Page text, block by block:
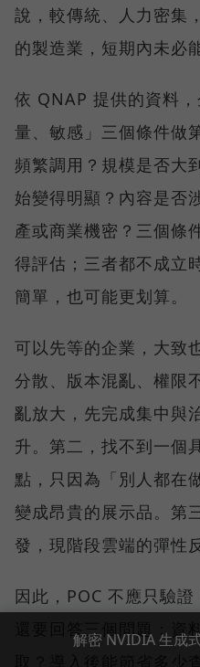
說，較傳統、人力密集
的製造業，短期內未必
依 QNAP 提供的資料
量、敏感」三個條件做
頻繁調用？規模是否大
始變得明顯？內容是否
產或商業機密？三個條
得評估；三者都不成立
簡單，也可能更划算。
可以先等的企業，大致
分散、版本混亂、權限
亂放大，先完成集中與
升。第二，找不到一個
點，只因為「別人都在
變成昂貴的展示品。第
發，現階段雲端的彈性
因此，POC 不應只驗證
還要回答三個問題：資
解密 NVIDIA 生成